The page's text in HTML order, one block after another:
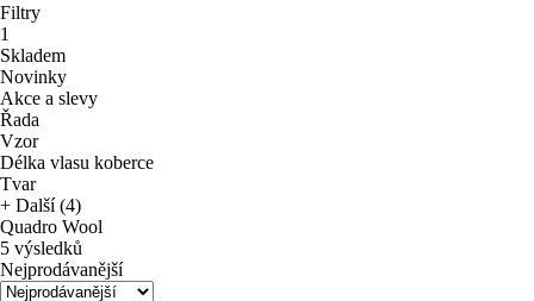
Filtry
1
Skladem
Novinky
Akce a slevy
Řada
Vzor
Délka vlasu koberce
Tvar
+ Další (4)
Quadro Wool
5 výsledků
Nejprodávanější